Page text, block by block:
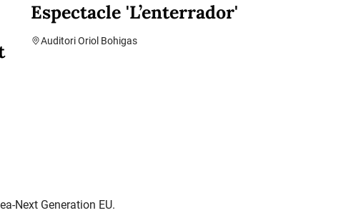
Espectacle 'L’enterrador'
Auditori Oriol Bohigas
Next Generation EU.